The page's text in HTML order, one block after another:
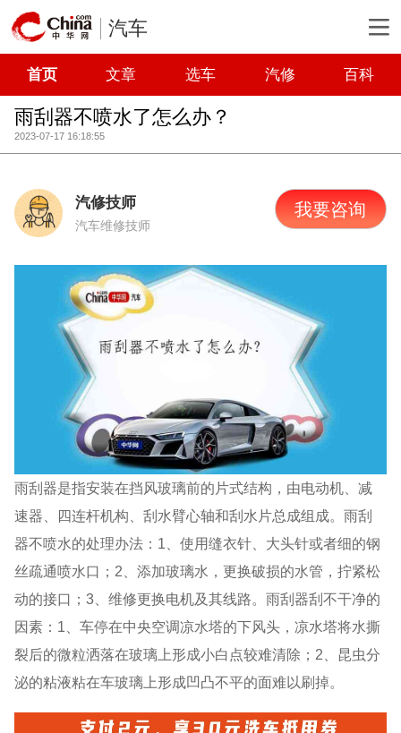
汽车
首页 文章 选车 汽修 百科
雨刮器不喷水了怎么办？
2023-07-17 16:18:55
汽修技师
汽车维修技师
我要咨询
雨刮器是指安装在挡风玻璃前的片式结构，由电动机、减
速器、四连杆机构、刮水臂心轴和刮水片总成组成。雨刮
器不喷水的处理办法：1、使用缝衣针、大头针或者细的钢
丝疏通喷水口；2、添加玻璃水，更换破损的水管，拧紧松
动的接口；3、维修更换电机及其线路。雨刮器刮不干净的
因素：1、车停在中央空调凉水塔的下风头，凉水塔将水撕
裂后的微粒洒落在玻璃上形成小白点较难清除；2、昆虫分
泌的粘液粘在车玻璃上形成凹凸不平的面难以刷掉。